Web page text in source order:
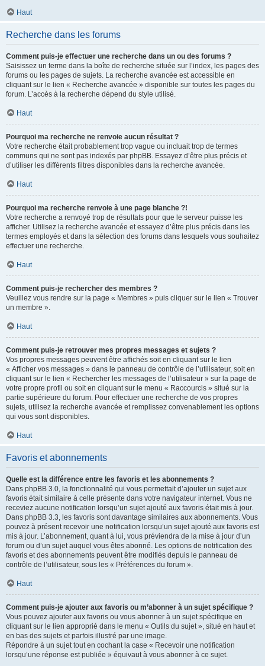
Haut
Recherche dans les forums
Comment puis-je effectuer une recherche dans un ou des forums ?
Saisissez un terme dans la boîte de recherche située sur l’index, les pages des
forums ou les pages de sujets. La recherche avancée est accessible en
cliquant sur le lien « Recherche avancée » disponible sur toutes les pages du
forum. L’accès à la recherche dépend du style utilisé.
Haut
Pourquoi ma recherche ne renvoie aucun résultat ?
Votre recherche était probablement trop vague ou incluait trop de termes
communs qui ne sont pas indexés par phpBB. Essayez d’être plus précis et
d’utiliser les différents filtres disponibles dans la recherche avancée.
Haut
Pourquoi ma recherche renvoie à une page blanche ?!
Votre recherche a renvoyé trop de résultats pour que le serveur puisse les
afficher. Utilisez la recherche avancée et essayez d’être plus précis dans les
termes employés et dans la sélection des forums dans lesquels vous souhaitez
effectuer une recherche.
Haut
Comment puis-je rechercher des membres ?
Veuillez vous rendre sur la page « Membres » puis cliquer sur le lien « Trouver
un membre ».
Haut
Comment puis-je retrouver mes propres messages et sujets ?
Vos propres messages peuvent être affichés soit en cliquant sur le lien
« Afficher vos messages » dans le panneau de contrôle de l’utilisateur, soit en
cliquant sur le lien « Rechercher les messages de l’utilisateur » sur la page de
votre propre profil ou soit en cliquant sur le menu « Raccourcis » situé sur la
partie supérieure du forum. Pour effectuer une recherche de vos propres
sujets, utilisez la recherche avancée et remplissez convenablement les options
qui vous sont disponibles.
Haut
Favoris et abonnements
Quelle est la différence entre les favoris et les abonnements ?
Dans phpBB 3.0, la fonctionnalité qui vous permettait d’ajouter un sujet aux
favoris était similaire à celle présente dans votre navigateur internet. Vous ne
receviez aucune notification lorsqu’un sujet ajouté aux favoris était mis à jour.
Dans phpBB 3.3, les favoris sont davantage similaires aux abonnements. Vous
pouvez à présent recevoir une notification lorsqu’un sujet ajouté aux favoris est
mis à jour. L’abonnement, quant à lui, vous préviendra de la mise à jour d’un
forum ou d’un sujet auquel vous êtes abonné. Les options de notification des
favoris et des abonnements peuvent être modifiés depuis le panneau de
contrôle de l’utilisateur, sous les « Préférences du forum ».
Haut
Comment puis-je ajouter aux favoris ou m’abonner à un sujet spécifique ?
Vous pouvez ajouter aux favoris ou vous abonner à un sujet spécifique en
cliquant sur le lien approprié dans le menu « Outils du sujet », situé en haut et
en bas des sujets et parfois illustré par une image.
Répondre à un sujet tout en cochant la case « Recevoir une notification
lorsqu’une réponse est publiée » équivaut à vous abonner à ce sujet.